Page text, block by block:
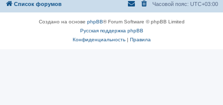
Список форумов Часовой пояс: UTC+03:00
Создано на основе phpBB® Forum Software © phpBB Limited
Русская поддержка phpBB
Конфиденциальность| Правила